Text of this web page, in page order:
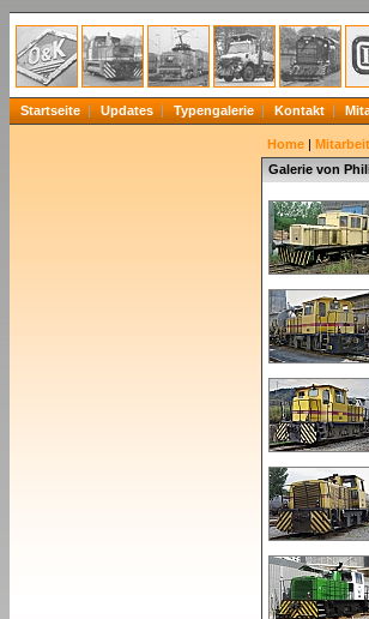
Startseite Updates Typengalerie Kontakt
Home |
Galerie von